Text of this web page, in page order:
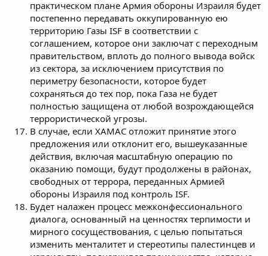
практическом плане Армия обороны Израиля будет
постепенно передавать оккупированную ею
территорию Газы ISF в соответствии с
соглашением, которое они заключат с переходным
правительством, вплоть до полного вывода войск
из сектора, за исключением присутствия по
периметру безопасности, которое будет
сохраняться до тех пор, пока Газа не будет
полностью защищена от любой возрождающейся
террористической угрозы.
В случае, если ХАМАС отложит принятие этого
предложения или отклонит его, вышеуказанные
действия, включая масштабную операцию по
оказанию помощи, будут продолжены в районах,
свободных от террора, переданных Армией
обороны Израиля под контроль ISF.
Будет налажен процесс межконфессионального
диалога, основанный на ценностях терпимости и
мирного сосуществования, с целью попытаться
изменить менталитет и стереотипы палестинцев и